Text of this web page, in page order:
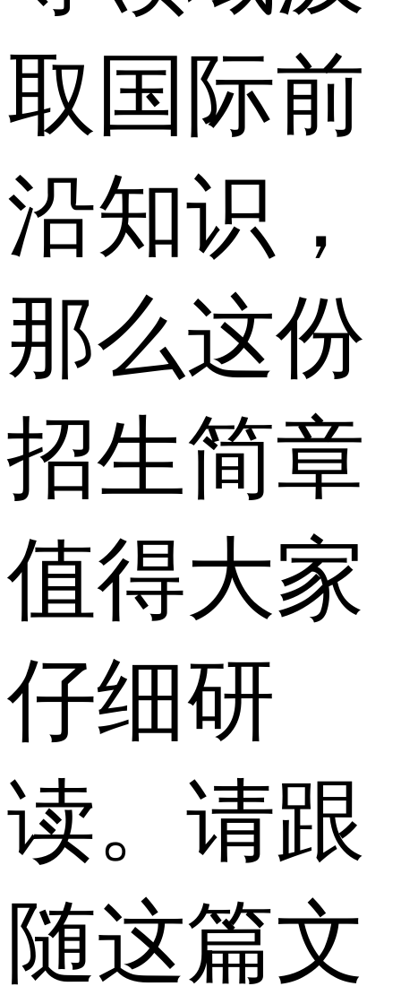
取国际前
沿知识，
那么这份
招生简章
值得大家
仔细研
读。请跟
随这篇文